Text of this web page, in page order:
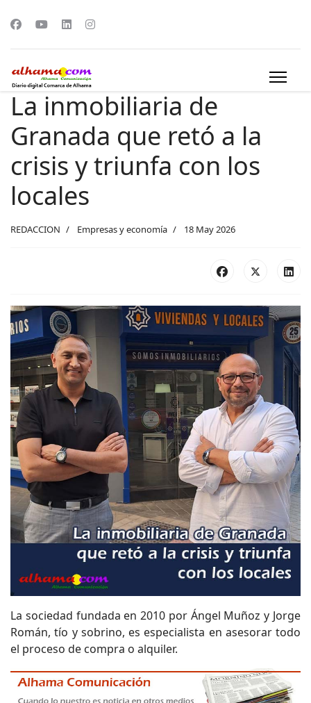
La inmobiliaria de
Granada que retó a la
crisis y triunfa con los
locales
REDACCION Empresas y economía 18 May 2026
La sociedad fundada en 2010 por Ángel Muñoz y Jorge
Román, tío y sobrino, es especialista en asesorar todo
el proceso de compra o alquiler.